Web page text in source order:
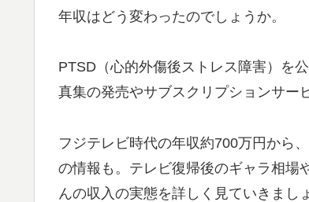
年収はどう変わったのでしょうか。
PTSD（心的外傷後ストレス障害）を
真集の発売やサブスクリプションサー
フジテレビ時代の年収約700万円から
の情報も。テレビ復帰後のギャラ相場
んの収入の実態を詳しく見ていきまし